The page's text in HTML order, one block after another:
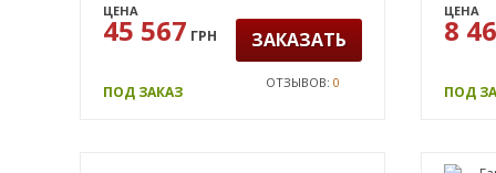
ЦЕНА
45 567 ГРН ЗАКАЗАТЬ
ПОД ЗАКАЗ
ОТЗЫВОВ: 0
ЦЕНА
8
ПОД